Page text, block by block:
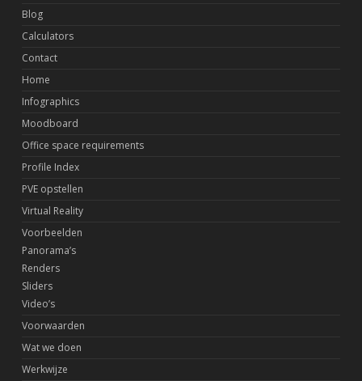
Blog
Calculators
Contact
Home
Infographics
Moodboard
Office space requirements
Profile Index
PVE opstellen
Virtual Reality
Voorbeelden
Panorama’s
Renders
Sliders
Video’s
Voorwaarden
Wat we doen
Werkwijze